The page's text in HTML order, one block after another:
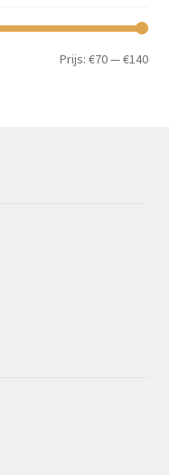
Min.
Prijs:€70—€140